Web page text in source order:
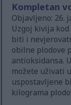
Kompletan
Objavljeno: 26.
Uzgoj kivija
biti i
obilne plodove
antioksidansa.
možete uživati
uspostavljene
kilograma